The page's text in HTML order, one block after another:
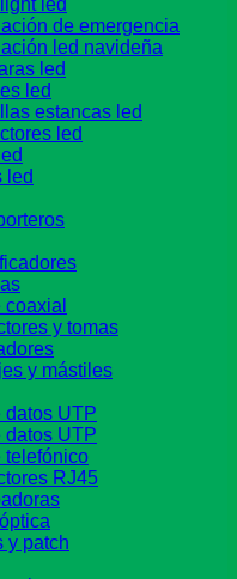
led
de emergencia
led navideña
led
led
estancas led
led
led
y tomas
y mástiles
datos UTP
datos UTP
telefónico
RJ45
y patch